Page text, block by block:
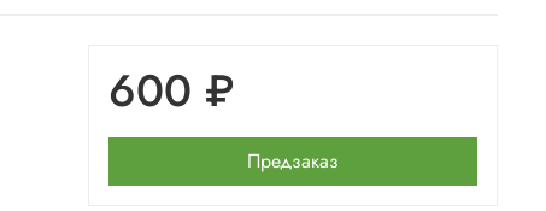
600 ₽
Предзаказ